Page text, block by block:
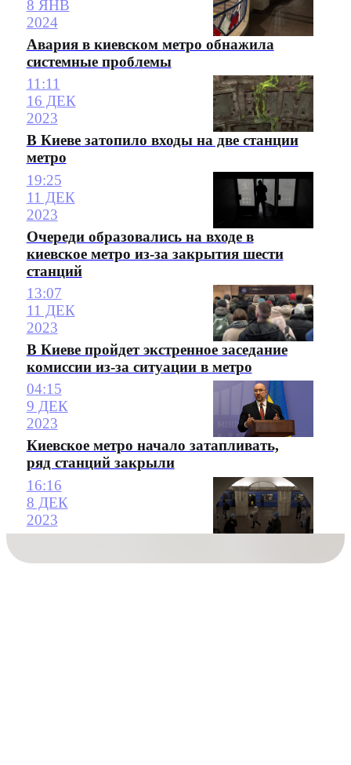
8 ЯНВ
2024
Авария в киевском метро обнажила
системные проблемы
11:11
16 ДЕК
2023
В Киеве затопило входы на две станции
метро
19:25
11 ДЕК
2023
Очереди образовались на входе в
киевское метро из-за закрытия шести
станций
13:07
11 ДЕК
2023
В Киеве пройдет экстренное заседание
комиссии из-за ситуации в метро
04:15
9 ДЕК
2023
Киевское метро начало затапливать,
ряд станций закрыли
16:16
8 ДЕК
2023